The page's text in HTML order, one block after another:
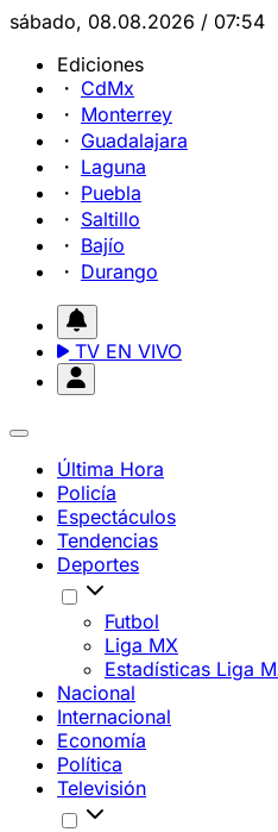
sábado, 08.08.2026 / 07:54
Ediciones
CdMx
Monterrey
Guadalajara
Laguna
Puebla
Saltillo
Bajío
Durango
TV EN VIVO
Última Hora
Policía
Espectáculos
Tendencias
Deportes
Futbol
Liga MX
Estadísticas Liga
Nacional
Internacional
Economía
Política
Televisión